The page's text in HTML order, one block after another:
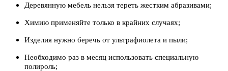
Деревянную мебель нельзя тереть жестким абразивами;
Химию применяйте только в крайних случаях;
Изделия нужно беречь от ультрафиолета и пыли;
Необходимо раз в месяц использовать специальную
полироль;